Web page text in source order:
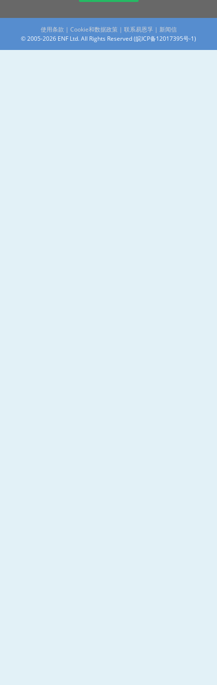
使用条款 | Cookie和数据政策| 联系易恩孚 | 新闻信
© 2005-2026 ENF Ltd. All Rights Reserved (皖ICP备12017395号-1)